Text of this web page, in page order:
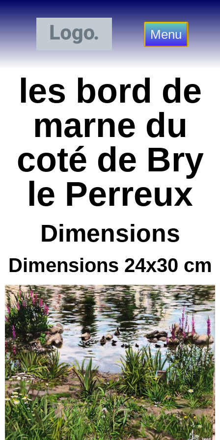
Menu
les bord de
marne du
coté de Bry
le Perreux
Dimensions
Dimensions 24x30 cm